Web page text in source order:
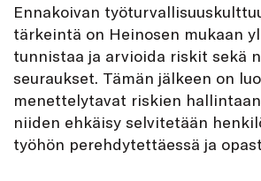
Ennakoivan
tärkeintä on Heinosen mukaan
tunnistaa ja arvioida riskit sekä
seuraukset. Tämän jälkeen on
menettelytavat riskien
niiden ehkäisy selvitetään
työhön perehdytettäessä ja